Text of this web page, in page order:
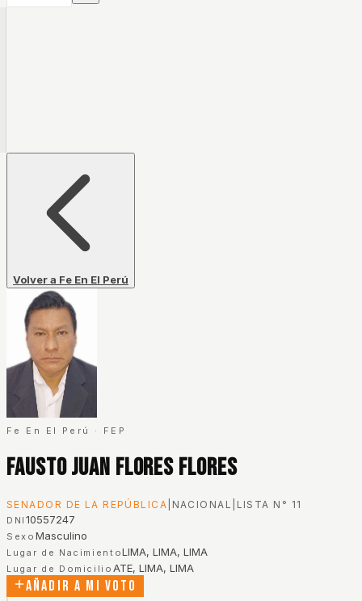
Volver a Fe En El Perú
Fe En El Perú · FEP
Fausto Juan Flores Flores
SENADOR DE LA REPÚBLICA NACIONAL LISTA N° 11
DNI 10557247
Sexo Masculino
Lugar de NacimientoLIMA, LIMA, LIMA
Lugar de Domicilio ATE, LIMA, LIMA
Añadir a mi voto